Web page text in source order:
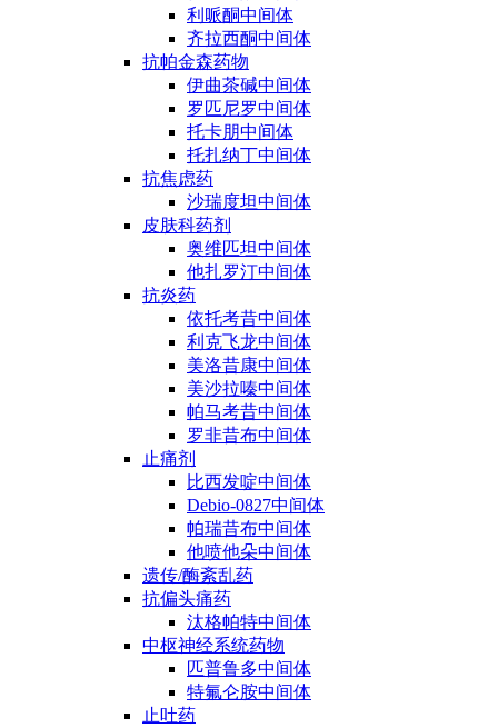
利哌酮中间体
齐拉西酮中间体
抗帕金森药物
伊曲茶碱中间体
罗匹尼罗中间体
托卡朋中间体
托扎纳丁中间体
抗焦虑药
沙瑞度坦中间体
皮肤科药剂
奥维匹坦中间体
他扎罗汀中间体
抗炎药
依托考昔中间体
利克飞龙中间体
美洛昔康中间体
美沙拉嗪中间体
帕马考昔中间体
罗非昔布中间体
止痛剂
比西发啶中间体
Debio-0827中间体
帕瑞昔布中间体
他喷他朵中间体
遗传/酶紊乱药
抗偏头痛药
汰格帕特中间体
中枢神经系统药物
匹普鲁多中间体
特氟仑胺中间体
止吐药